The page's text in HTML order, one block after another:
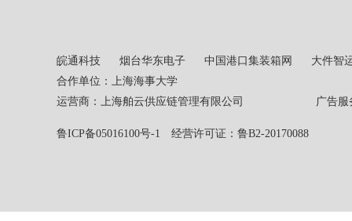
皖通科技 烟台华东电子 中国港口集装箱网
大件智
合作单位：上海海事大学
运营商：上海舶云供应链管理有限公司 广告服务热
鲁ICP备05016100号-1 经营许可证：鲁B2-20170088